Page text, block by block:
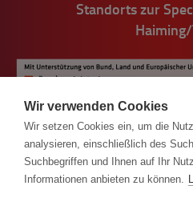
Standorts zur
Wir verwenden Cookies
Wir setzen Cookies ein, um die
analysieren, einschließlich des
Suchbegriffen und Ihnen auf Ihr
Informationen anbieten zu können.